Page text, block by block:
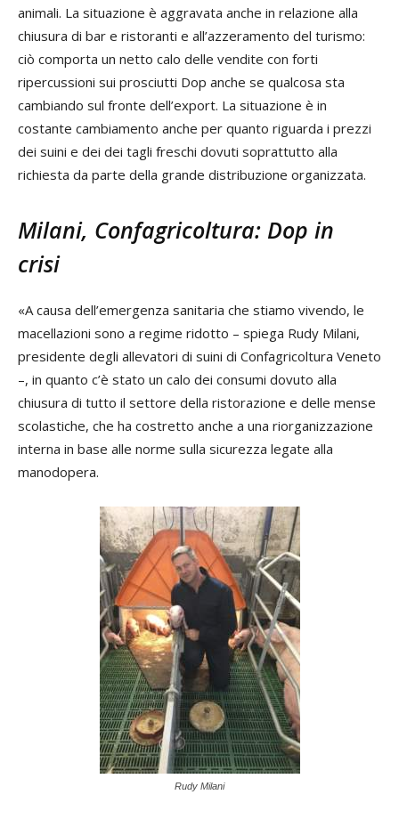
animali. La situazione è aggravata anche in relazione alla
chiusura di bar e ristoranti e all’azzeramento del turismo:
ciò comporta un netto calo delle vendite con forti
ripercussioni sui prosciutti Dop anche se qualcosa sta
cambiando sul fronte dell’export. La situazione è in
costante cambiamento anche per quanto riguarda i prezzi
dei suini e dei dei tagli freschi dovuti soprattutto alla
richiesta da parte della grande distribuzione organizzata.
Milani, Confagricoltura: Dop in
crisi
«A causa dell’emergenza sanitaria che stiamo vivendo, le
macellazioni sono a regime ridotto – spiega Rudy Milani,
presidente degli allevatori di suini di Confagricoltura Veneto
–, in quanto c’è stato un calo dei consumi dovuto alla
chiusura di tutto il settore della ristorazione e delle mense
scolastiche, che ha costretto anche a una riorganizzazione
interna in base alle norme sulla sicurezza legate alla
manodopera.
Rudy Milani